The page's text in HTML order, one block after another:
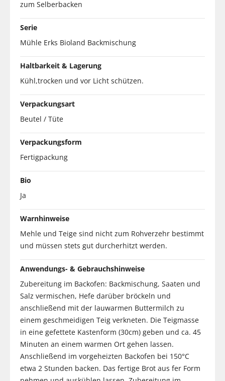
zum Selberbacken
Serie
Mühle Erks Bioland Backmischung
Haltbarkeit & Lagerung
Kühl,trocken und vor Licht schützen.
Verpackungsart
Beutel / Tüte
Verpackungsform
Fertigpackung
Bio
Ja
Warnhinweise
Mehle und Teige sind nicht zum Rohverzehr bestimmt
und müssen stets gut durcherhitzt werden.
Anwendungs- & Gebrauchshinweise
Zubereitung im Backofen: Backmischung, Saaten und
Salz vermischen, Hefe darüber bröckeln und
anschließend mit der lauwarmen Buttermilch zu
einem geschmeidigen Teig verkneten. Die Teigmasse
in eine gefettete Kastenform (30cm) geben und ca. 45
Minuten an einem warmen Ort gehen lassen.
Anschließend im vorgeheizten Backofen bei 150°C
etwa 2 Stunden backen. Das fertige Brot aus fer Form